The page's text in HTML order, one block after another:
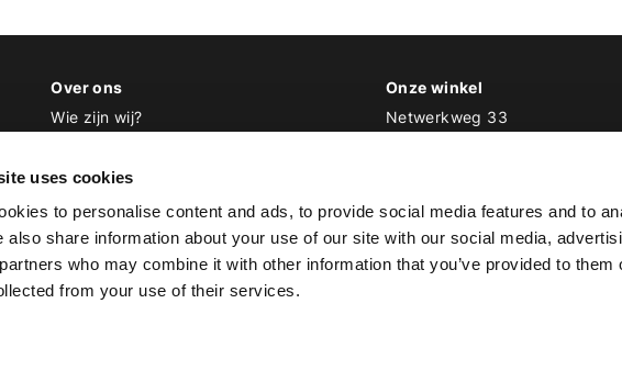
uses cookies
to personalise content and ads, to provide social media features and to
also share information about your use of our site with our social media,
who may combine it with other information that you’ve provided to them
from your use of their services.
Over ons
Wie zijn wij?
Werken bij Biker Outfit
Onze winkel
Netwerkweg 33
T 020 493 03 67